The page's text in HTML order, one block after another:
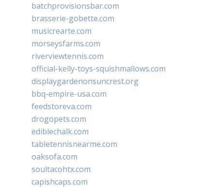
batchprovisionsbar.com
brasserie-gobette.com
musicrearte.com
morseysfarms.com
riverviewtennis.com
official-kelly-toys-squishmallows.com
displaygardenonsuncrest.org
bbq-empire-usa.com
feedstoreva.com
drogopets.com
ediblechalk.com
tabletennisnearme.com
oaksofa.com
soultacohtx.com
capishcaps.com